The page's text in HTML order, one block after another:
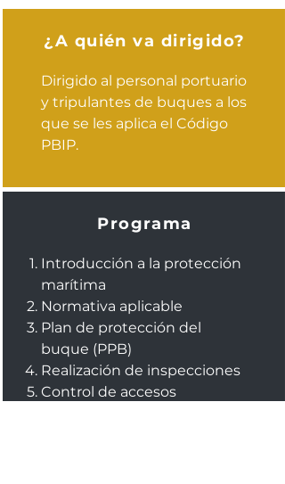
¿A quién va dirigido?
Dirigido al personal portuario
y tripulantes de buques a los
que se les aplica el Código
PBIP.
Programa
Introducción a la protección
marítima
Normativa aplicable
Plan de protección del
buque (PPB)
Realización de inspecciones
Control de accesos